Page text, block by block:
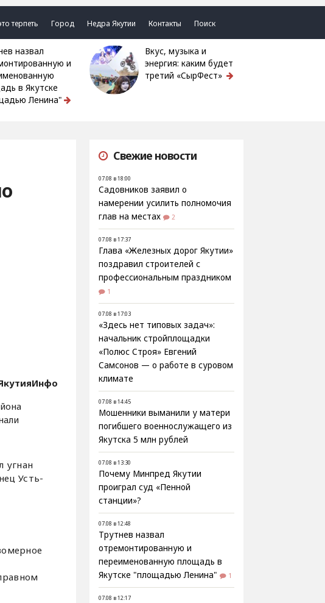
терпеть Город Недра Якутии Контакты Поиск
и
в Якутске
Ленина"
Вкус, музыка и
энергия: каким будет
третий «СырФест»
угнан
Усть-
Свежие новости
07.08 в 18:00
Садовников заявил о
намерении усилить полномочия
глав на местах
2
07.08 в 17:37
Глава «Железных дорог Якутии»
поздравил строителей с
профессиональным праздником
1
07.08 в 17:03
«Здесь нет типовых задач»:
начальник стройплощадки
«Полюс Строя» Евгений
Самсонов — о работе в суровом
климате
07.08 в 14:45
Мошенники выманили у матери
погибшего военнослужащего из
Якутска 5 млн рублей
07.08 в 13:30
Почему Минпред Якутии
проиграл суд «Пенной
станции»?
07.08 в 12:48
Трутнев назвал
отремонтированную и
переименованную площадь в
Якутске "площадью Ленина"
1
07.08 в 12:17